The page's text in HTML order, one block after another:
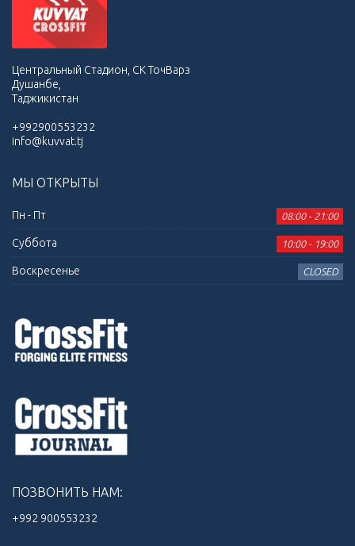
Центральный Стадион, СК ТочВарз
Душанбе,
Таджикистан
+992900553232
info@kuvvat.tj
МЫ ОТКРЫТЫ
Пн - Пт 08:00 - 21:00
Суббота 10:00 - 19:00
Воскресенье CLOSED
ПОЗВОНИТЬ НАМ:
+992 900553232‬